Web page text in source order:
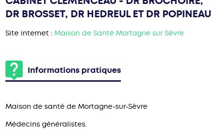
DR BROSSET, DR HEDREUL ET DR POPINEAU
Site internet :Maison de Santé Mortagne sur Sèvre
Informations pratiques
Maison de santé de Mortagne-sur-Sèvre
Médecins généralistes.